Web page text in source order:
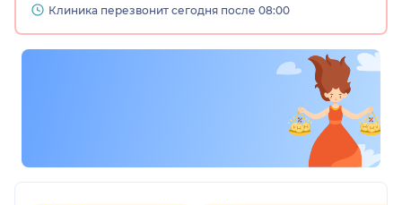
Клиника перезвонит сегодня после 08:00